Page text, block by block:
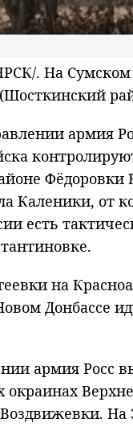
. На Сумском
армия
Фёдоровки
Каленики, от
есть
на
Донбассе
армия Росс